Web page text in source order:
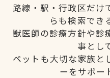
路線・駅・行政区だけ
らも検索でき
獣医師の診療方針や診
事とし
ペットも大切な家族と
ーをサポー